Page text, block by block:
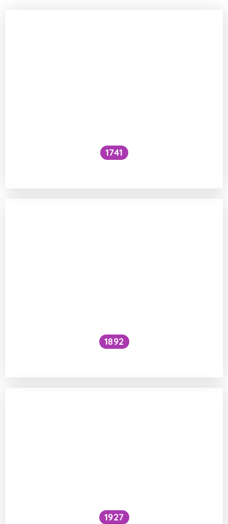
1741
1892
1927